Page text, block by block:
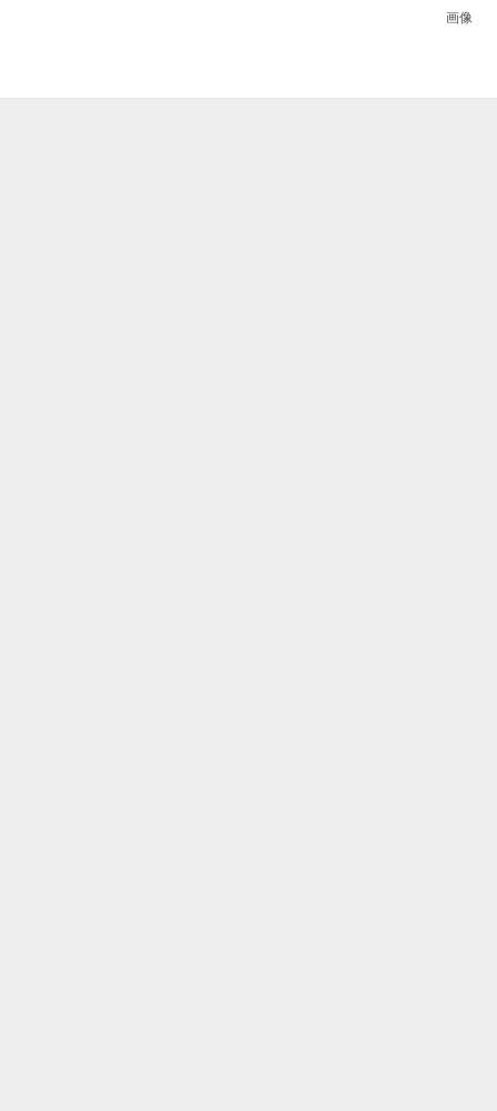
画像